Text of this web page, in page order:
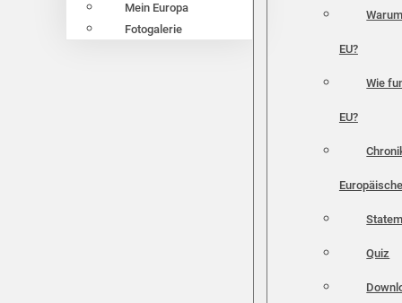
Mein Europa
Fotogalerie
EU?
Wie
EU?
Quiz